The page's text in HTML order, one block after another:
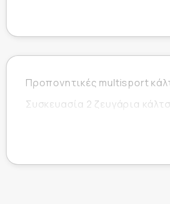
Προπονητικές multisport
Συσκευασία 2 ζευγάρια